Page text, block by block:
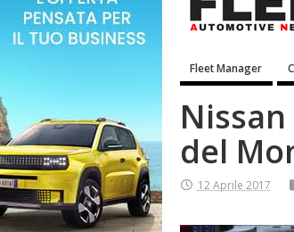
Fleet Manager
del
12 Aprile 2017